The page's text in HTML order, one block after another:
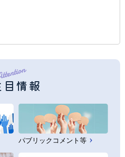
目情報
パブリックコメント等